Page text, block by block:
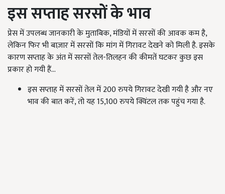
इस सप्ताह सरसों के भाव
प्रेस में उपलब्ध जानकारी के मुताबिक, मंडियों में सरसों की आवक कम है,
लेकिन फिर भी बाज़ार में सरसों कि मांग में गिरावट देखने को मिली है. इसके
कारण सप्ताह के अंत में सरसों तेल-तिलहन की कीमतें घटकर कुछ इस
प्रकार हो गयी हैं...
इस सप्ताह में सरसों तेल में 200 रुपये गिरावट देखी गयी है और नए
भाव की बात करें, तो यह 15,100 रुपये क्विंटल तक पहुंच गया है.